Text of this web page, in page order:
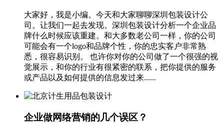
大家好，我是小编。今天和大家聊聊深圳包装设计公
司。让我们一起去发现。深圳包装设计分析一个企业品
牌什么时候应该重建。和大多数老公司一样，你的公司
可能会有一个logo和品牌个性，你的忠实客户非常熟
悉，很容易识别。 也许你对你的公司做了一个很强的视
觉展示，和你的行业有很紧密的联系，把你提供的服务
或产品以及如何提供的信息发过来......
企业做网络营销的几个误区？